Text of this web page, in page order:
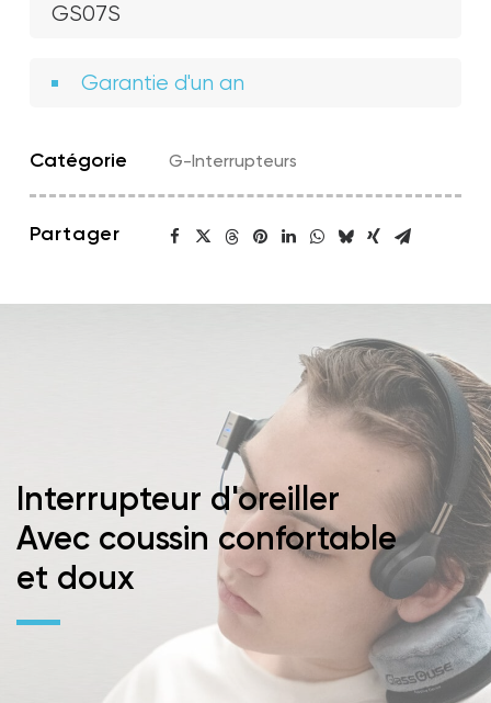
GS07S
Garantie d'un an
Catégorie G-Interrupteurs
Partager
Interrupteur d'oreiller
Avec coussin confortable
et doux